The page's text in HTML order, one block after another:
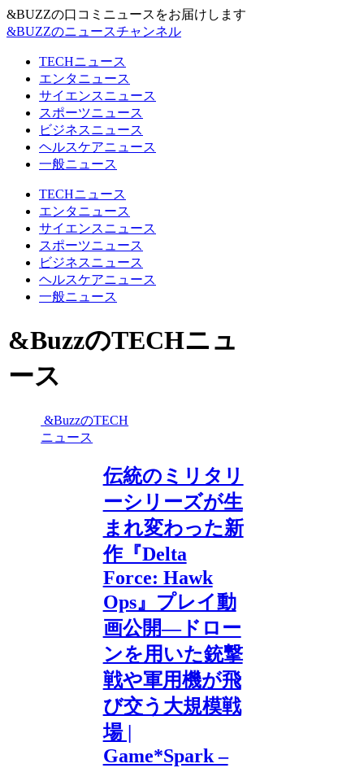
&BUZZの口コミニュースをお届けします
&BUZZのニュースチャンネル
TECHニュース
エンタニュース
サイエンスニュース
スポーツニュース
ビジネスニュース
ヘルスケアニュース
一般ニュース
TECHニュース
エンタニュース
サイエンスニュース
スポーツニュース
ビジネスニュース
ヘルスケアニュース
一般ニュース
&BuzzのTECHニュ
ース
&BuzzのTECH
ニュース
伝統のミリタリ
ーシリーズが生
まれ変わった新
作『Delta
Force: Hawk
Ops』プレイ動
画公開―ドロー
ンを用いた銃撃
戦や軍用機が飛
び交う大規模戦
場 |
Game*Spark –